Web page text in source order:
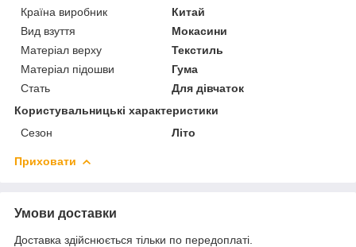
Країна виробник
Китай
Вид взуття
Мокасини
Матеріал верху
Текстиль
Матеріал підошви
Гума
Стать
Для дівчаток
Користувальницькі характеристики
Сезон
Літо
Приховати
Умови доставки
Доставка здійснюється тільки по передоплаті.